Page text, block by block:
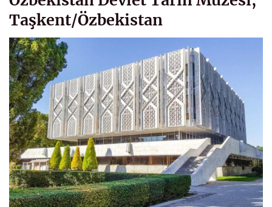
Taşkent/Özbekistan